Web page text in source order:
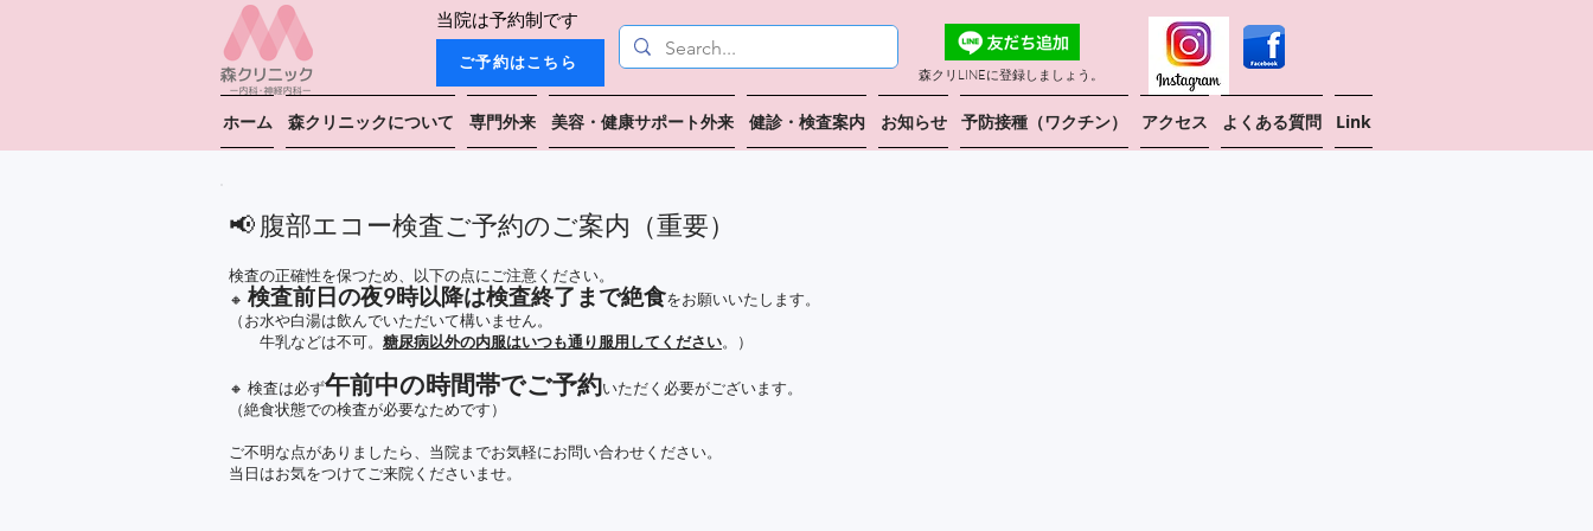
当院は予約制です
ご予約はこちら
森クリLINEに登録しましょう。
ホーム 森クリニックについて 専門外来 美容・健康サポート外来 健診・検査案内 お知らせ 予防接種（ワクチン） アクセス よくある質問 Link
📢 腹部エコー検査ご予約のご案内（重要）
検査の正確性を保つため、以下の点にご注意ください。
🔸 検査前日の夜9時以降は検査終了まで絶食をお願いいたします。
（お水や白湯は飲んでいただいて構いません。
牛乳などは不可。 糖尿病以外の内服はいつも通り服用してください。）
🔸 検査は必ず午前中の時間帯でご予約いただく必要がございます。
（絶食状態での検査が必要なためです）
ご不明な点がありましたら、当院までお気軽にお問い合わせください。
当日はお気をつけてご来院くださいませ。